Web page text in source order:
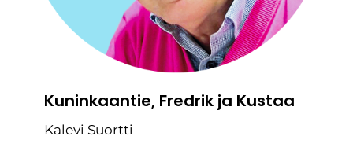
Kuninkaantie, Fredrik ja Kustaa
Kalevi Suortti